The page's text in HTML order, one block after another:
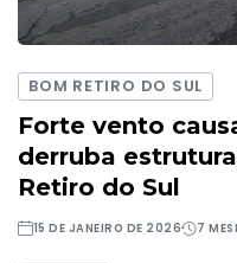
BOM RETIRO DO SUL
Forte vento
derruba
Retiro do Sul
15 DE JANEIRO DE 2026 7